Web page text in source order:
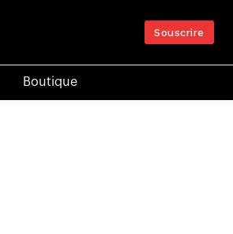
Souscrire
Boutique